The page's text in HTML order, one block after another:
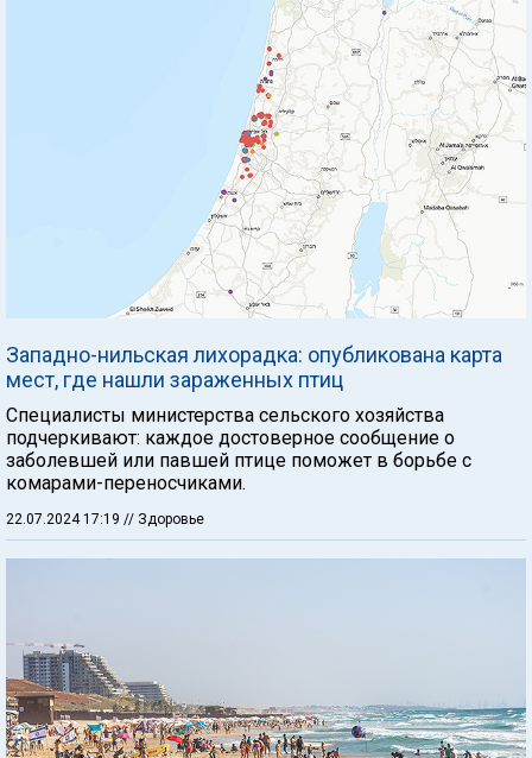
Западно-нильская лихорадка: опубликована карта
мест, где нашли зараженных птиц
Специалисты министерства сельского хозяйства
подчеркивают: каждое достоверное сообщение о
заболевшей или павшей птице поможет в борьбе с
комарами-переносчиками.
22.07.2024 17:19 // Здоровье